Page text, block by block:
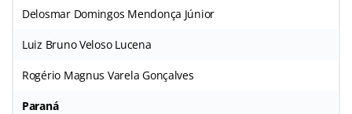
Delosmar Domingos Mendonça Júnior
Luiz Bruno Veloso Lucena
Rogério Magnus Varela Gonçalves
Paraná